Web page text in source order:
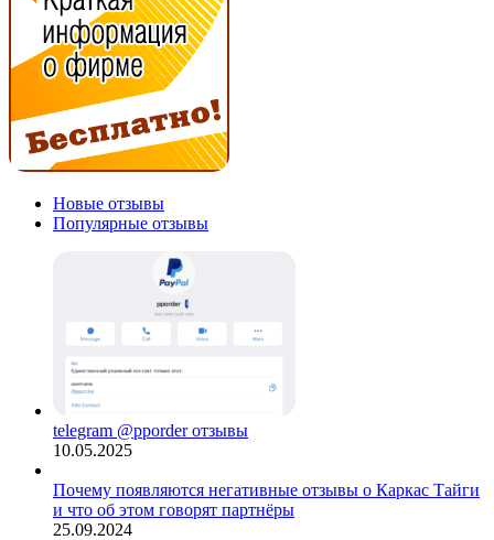
Новые отзывы
Популярные отзывы
telegram @pporder отзывы
10.05.2025
Почему появляются негативные отзывы о Каркас Тайги
и что об этом говорят партнёры
25.09.2024